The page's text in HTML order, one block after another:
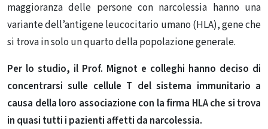
maggioranza delle persone con narcolessia hanno una
variante dell’antigene leucocitario umano (HLA), gene che
si trova in solo un quarto della popolazione generale.
Per lo studio, il Prof. Mignot e colleghi hanno deciso di
concentrarsi sulle cellule T del sistema immunitario a
causa della loro associazione con la firma HLA che si trova
in quasi tutti i pazienti affetti da narcolessia.